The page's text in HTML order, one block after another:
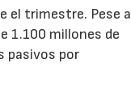
el trimestre. Pese a
1.100 millones de
pasivos por